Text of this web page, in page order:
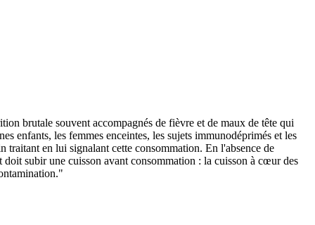
brutale souvent accompagnés de fièvre et de maux de tête qui
enfants, les femmes enceintes, les sujets immunodéprimés et les
traitant en lui signalant cette consommation. En l'absence de
subir une cuisson avant consommation : la cuisson à cœur des